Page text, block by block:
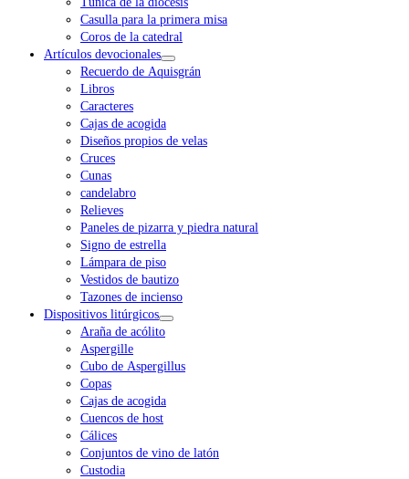
Casulla para la primera misa
Coros de la catedral
Artículos devocionales
Recuerdo de Aquisgrán
Libros
Caracteres
Cajas de acogida
Diseños propios de velas
Cruces
Cunas
candelabro
Relieves
Paneles de pizarra y piedra natural
Signo de estrella
Lámpara de piso
Vestidos de bautizo
Tazones de incienso
Dispositivos litúrgicos
Araña de acólito
Aspergille
Cubo de Aspergillus
Copas
Cajas de acogida
Cuencos de host
Cálices
Conjuntos de vino de latón
Custodia